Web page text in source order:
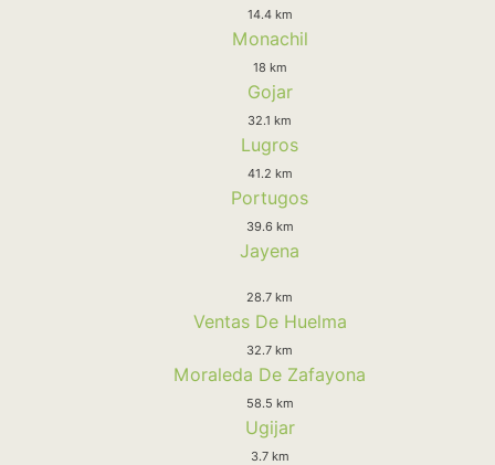
14.4 km
Monachil
18 km
Gojar
32.1 km
Lugros
41.2 km
Portugos
39.6 km
Jayena
28.7 km
Ventas De Huelma
32.7 km
Moraleda De Zafayona
58.5 km
Ugijar
3.7 km